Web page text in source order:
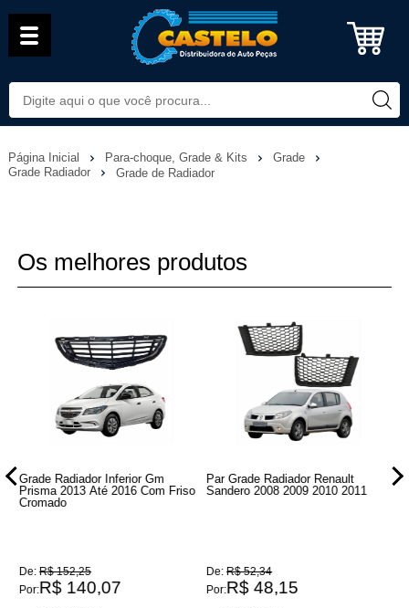
Página Inicial Para-choque, Grade & Kits
Grade
Grade Radiador
Grade de Radiador
Os melhores produtos
Grade Radiador Inferior Gm
Prisma 2013 Até 2016 Com Friso
Cromado
De:R$ 152,25
Por:R$ 140,07
Par Grade Radiador Renault
Sandero 2008 2009 2010 2011
De:R$ 52,34
Por:R$ 48,15